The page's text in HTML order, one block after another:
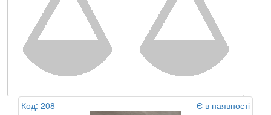
Код: 208 Є в наявності